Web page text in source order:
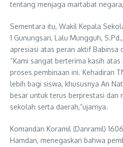
tentang menjaga martabat
Sementara itu, Wakil Kepala
1 Gunungsari, Lalu Mungguh,
apresiasi atas peran aktif Babinsa
“Kami sangat berterima kasih
proses pembinaan ini. Kehadiran
lebih bagi siswa, khususnya An
besar untuk terus berprestasi dan
sekolah serta daerah,”ujarnya.
Komandan Koramil (Danramil)
Hamdan, menegaskan bahwa